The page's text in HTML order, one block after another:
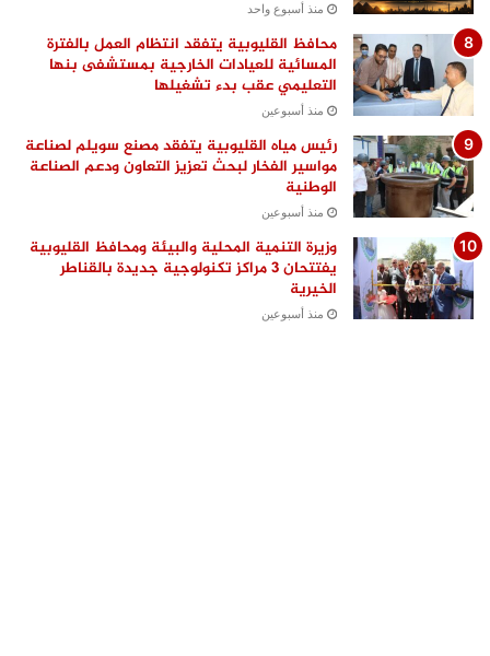
منذ أسبوع واحد
محافظ القليوبية يتفقد انتظام العمل بالفترة
المسائية للعيادات الخارجية بمستشفى بنها
التعليمي عقب بدء تشغيلها
منذ أسبوعين
رئيس مياه القليوبية يتفقد مصنع سويلم لصناعة
مواسير الفخار لبحث تعزيز التعاون ودعم الصناعة
الوطنية
منذ أسبوعين
وزيرة التنمية المحلية والبيئة ومحافظ القليوبية
يفتتحان 3 مراكز تكنولوجية جديدة بالقناطر
الخيرية
منذ أسبوعين